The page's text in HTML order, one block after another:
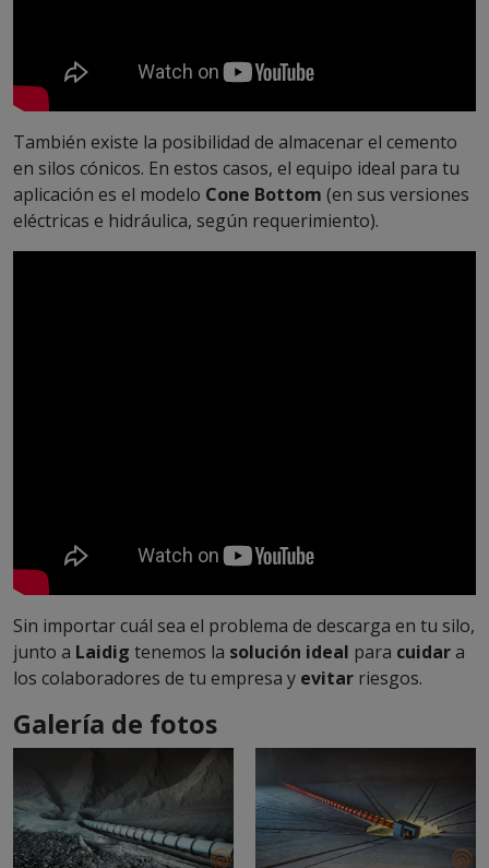
También existe la posibilidad de almacenar el cemento
en silos cónicos. En estos casos, el equipo ideal para tu
aplicación es el modelo Cone Bottom (en sus versiones
eléctricas e hidráulica, según requerimiento).
Sin importar cuál sea el problema de descarga en tu silo,
junto a Laidig tenemos la solución ideal para cuidara
los colaboradores de tu empresa y evitar riesgos.
Galería de fotos